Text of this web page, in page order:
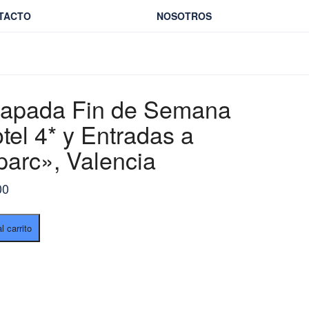
NOSOTROS
Fin de Semana
4* y Entradas a
Valencia
carrito